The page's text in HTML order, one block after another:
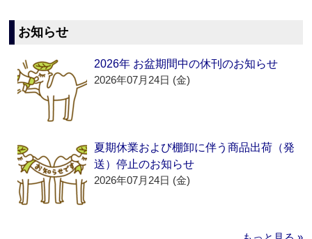
お知らせ
2026年 お盆期間中の休刊のお知らせ
2026年07月24日 (金)
夏期休業および棚卸に伴う商品出荷（発
送）停止のお知らせ
2026年07月24日 (金)